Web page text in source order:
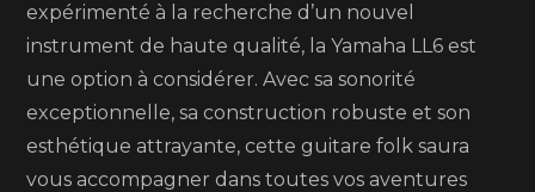
expérimenté à la recherche d’un nouvel
instrument de haute qualité, la Yamaha LL6 est
une option à considérer. Avec sa sonorité
exceptionnelle, sa construction robuste et son
esthétique attrayante, cette guitare folk saura
vous accompagner dans toutes vos aventures